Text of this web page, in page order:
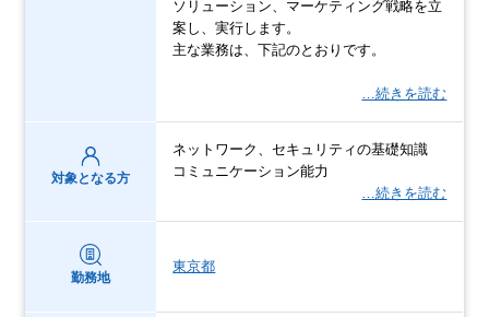
ソリューション、マーケティング戦略を立
案し、実行します。
主な業務は、下記のとおりです。
…続きを読む
対象となる方
ネットワーク、セキュリティの基礎知識
コミュニケーション能力
…続きを読む
勤務地
東京都